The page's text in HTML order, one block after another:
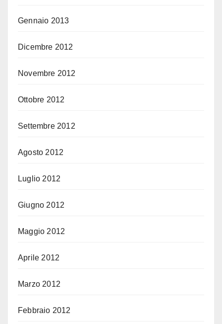
Gennaio 2013
Dicembre 2012
Novembre 2012
Ottobre 2012
Settembre 2012
Agosto 2012
Luglio 2012
Giugno 2012
Maggio 2012
Aprile 2012
Marzo 2012
Febbraio 2012